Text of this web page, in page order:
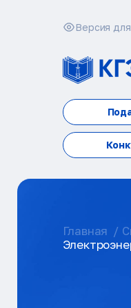
Версия
Главная